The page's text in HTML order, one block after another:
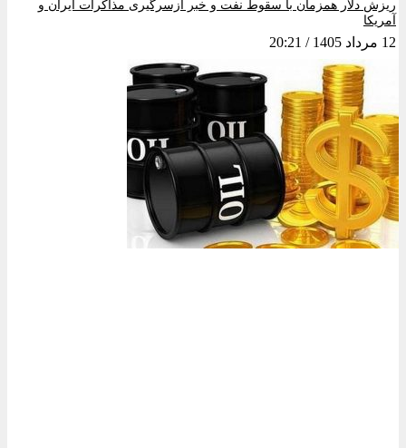
ریزش دلار همزمان با سقوط نفت و خبر ازسرگیری مذاکرات ایران و
آمریکا
12 مرداد 1405